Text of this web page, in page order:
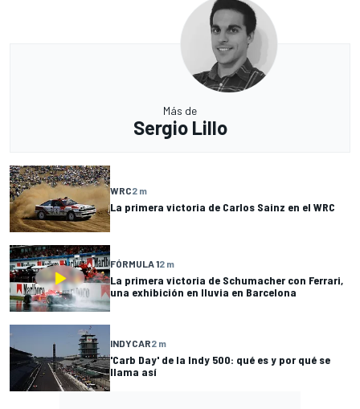
Más de
Sergio Lillo
WRC2 m
La primera victoria de Carlos Sainz en el WRC
FÓRMULA 12 m
La primera victoria de Schumacher con Ferrari,
una exhibición en lluvia en Barcelona
INDYCAR2 m
'Carb Day' de la Indy 500: qué es y por qué se
llama así